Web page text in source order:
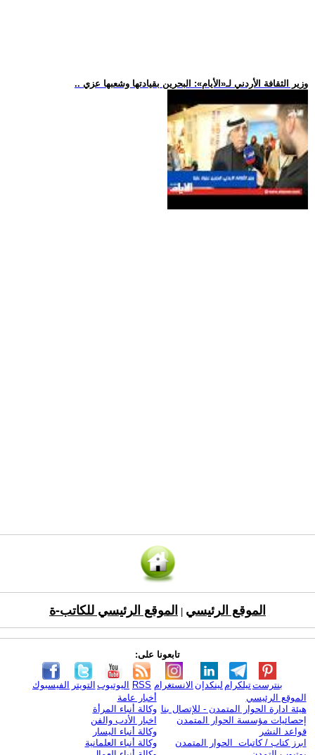
.. وزير الثقافة الأردني لـ«الأيام»: البحرين بقيادتها وشعبها عزي
الموقع الرئيسي الموقع الرئيسي للكاتب-ة
تابعونا على:
الفيسبوك التويتر اليوتيوب RSS الانستغرام لينكدإن تيلكرامبنترست
الموقع الرئيسي
هيئة ادارة الحوار المتمدن - للإتصال بنا
إحصائيات مؤسسة الحوار المتمدن
قواعد النشر
ابرز كتاب / كاتبات الحوار المتمدن
أخبار عامة
وكالة أنباء المرأة
اخبار الأدب والفن
وكالة أنباء اليسار
وكالة أنباء العلمانية